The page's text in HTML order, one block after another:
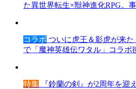
た異世界転生×獣神進化RPG。
コラボ ついに虎王＆影虎が来た
で「魔神英雄伝ワタル」コラボ
特集 『鈴蘭の剣』が2周年を迎